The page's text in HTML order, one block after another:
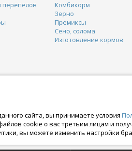
перепелов
Комбикорм
Зерно
Премиксы
Сено, солома
Изготовление кормов
сайта, вы принимаете условия
cookie о вас третьим лицам и
вы можете изменить настройки